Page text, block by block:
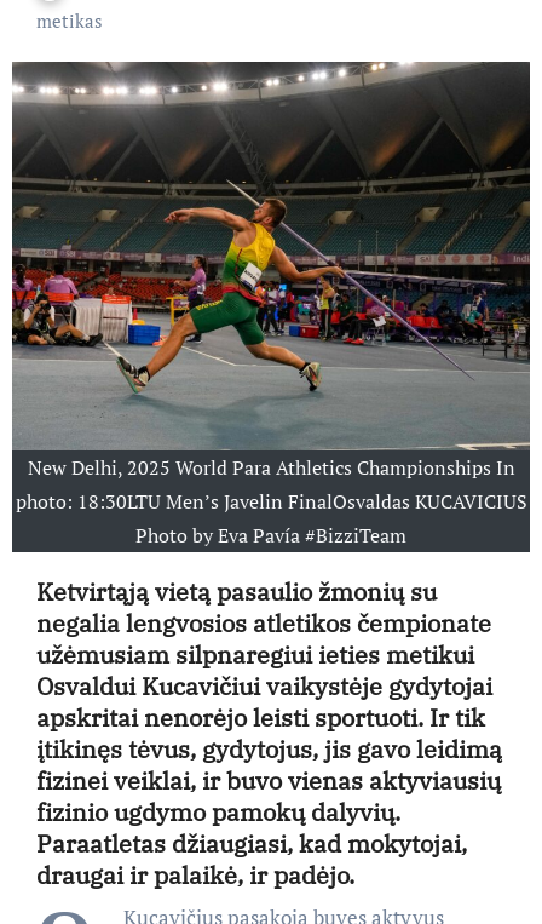
metikas
New Delhi, 2025 World Para Athletics Championships In
photo: 18:30LTU Men’s Javelin FinalOsvaldas KUCAVICIUS
Photo by Eva Pavía #BizziTeam
Ketvirtąją vietą pasaulio žmonių su
negalia lengvosios atletikos čempionate
užėmusiam silpnaregiui ieties metikui
Osvaldui Kucavičiui vaikystėje gydytojai
apskritai nenorėjo leisti sportuoti. Ir tik
įtikinęs tėvus, gydytojus, jis gavo leidimą
fizinei veiklai, ir buvo vienas aktyviausių
fizinio ugdymo pamokų dalyvių.
Paraatletas džiaugiasi, kad mokytojai,
draugai ir palaikė, ir padėjo.
Kucavičius pasakoja buvęs aktyvus